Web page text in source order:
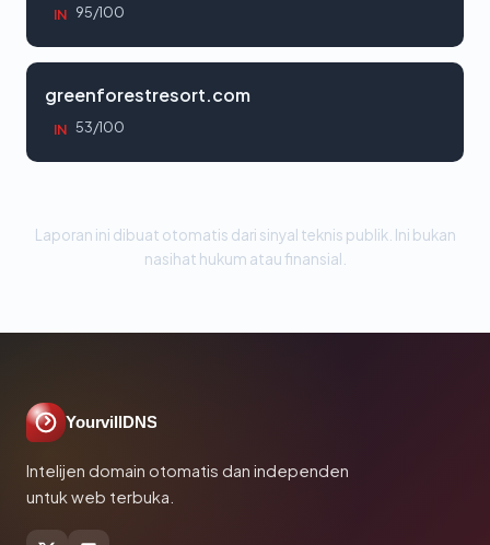
IN 95/100
greenforestresort.com
IN 53/100
Laporan ini dibuat otomatis dari sinyal teknis publik. Ini bukan
nasihat hukum atau finansial.
YourvillDNS
Intelijen domain otomatis dan independen
untuk web terbuka.